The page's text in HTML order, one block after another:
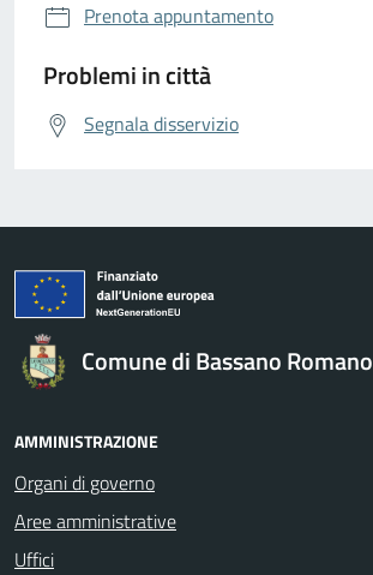
Prenota appuntamento
Problemi in città
Segnala disservizio
Comune di Bassano Romano
AMMINISTRAZIONE
Organi di governo
Aree amministrative
Uffici